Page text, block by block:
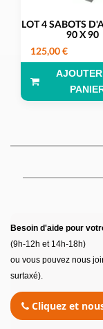
LOT 4 SABOTS
90 X 90
125,00 €
Besoin d'aide pour
(9h-12h et 14h-18h)
ou vous pouvez nous
surtaxé).
Cliquez et